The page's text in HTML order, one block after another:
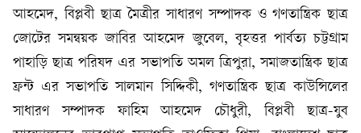
আহমেদ, বিপ্লবী ছাত্র মৈত্রীর সাধারণ সম্পাদক ও গণতান্ত্রিক ছাত্র
জোটের সমন্বয়ক জাবির আহমেদ জুবেল, বৃহত্তর পার্বত্য চট্টগ্রাম
পাহাড়ি ছাত্র পরিষদ এর সভাপতি অমল ত্রিপুরা, সমাজতান্ত্রিক ছাত্র
ফ্রন্ট এর সভাপতি সালমান সিদ্দিকী, গণতান্ত্রিক ছাত্র কাউন্সিলের
সাধারণ সম্পাদক ফাহিম আহমেদ চৌধুরী, বিপ্লবী ছাত্র-যুব